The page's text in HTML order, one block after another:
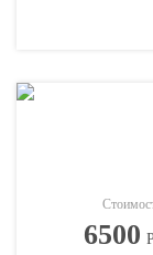
6500